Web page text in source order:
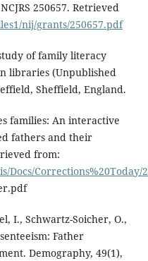
250657. Retrieved
nij/grants/250657.pdf
of family literacy
libraries (Unpublished
Sheffield, England.
families: An interactive
fathers and their
from:
Docs/Corrections%20Today/
I., Schwartz-Soicher, O.,
Father
Demography, 49(1),